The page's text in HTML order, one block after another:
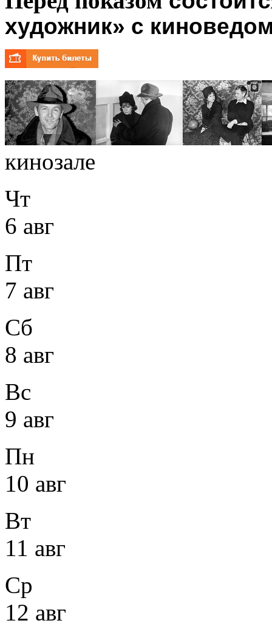
художник» с
кинозале
Чт
6 авг
Пт
7 авг
Сб
8 авг
Вс
9 авг
Пн
10 авг
Вт
11 авг
Ср
12 авг